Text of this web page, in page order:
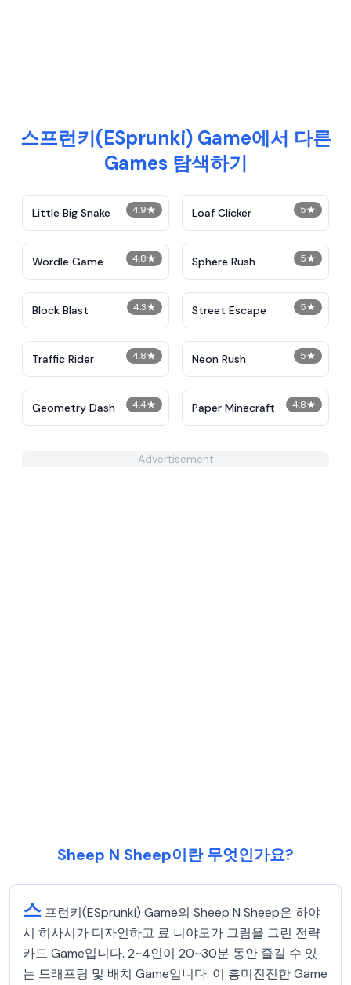
스프런키(ESprunki) Game에서 다른
Games 탐색하기
4.9★
Little Big Snake 5★
Loaf Clicker
4.8★
Wordle Game 5★
Sphere Rush
4.3★
Block Blast 5★
Street Escape
4.8★
Traffic Rider 5★
Neon Rush
4.4★
Geometry Dash 4.8★
Paper Minecraft
Advertisement
Sheep N Sheep이란 무엇인가요?
스 프런키(ESprunki) Game의 Sheep N Sheep은 하야
시 히사시가 디자인하고 료 니야모가 그림을 그린 전략
카드 Game입니다. 2~4인이 20~30분 동안 즐길 수 있
는 드래프팅 및 배치 Game입니다. 이 흥미진진한 Game